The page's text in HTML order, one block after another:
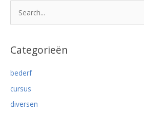
k
a
a
r
Categorieën
bederf
cursus
diversen